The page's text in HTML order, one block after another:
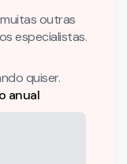
outras
especialistas.
quiser.
anual